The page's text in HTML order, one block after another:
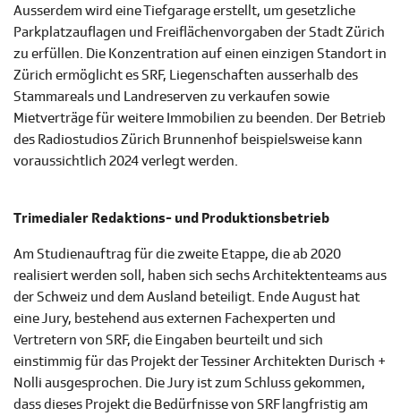
Ausserdem wird eine Tiefgarage erstellt, um gesetzliche
Parkplatzauflagen und Freiflächenvorgaben der Stadt Zürich
zu erfüllen. Die Konzentration auf einen einzigen Standort in
Zürich ermöglicht es SRF, Liegenschaften ausserhalb des
Stammareals und Landreserven zu verkaufen sowie
Mietverträge für weitere Immobilien zu beenden. Der Betrieb
des Radiostudios Zürich Brunnenhof beispielsweise kann
voraussichtlich 2024 verlegt werden.
Trimedialer Redaktions- und Produktionsbetrieb
Am Studienauftrag für die zweite Etappe, die ab 2020
realisiert werden soll, haben sich sechs Architektenteams aus
der Schweiz und dem Ausland beteiligt. Ende August hat
eine Jury, bestehend aus externen Fachexperten und
Vertretern von SRF, die Eingaben beurteilt und sich
einstimmig für das Projekt der Tessiner Architekten Durisch +
Nolli ausgesprochen. Die Jury ist zum Schluss gekommen,
dass dieses Projekt die Bedürfnisse von SRF langfristig am